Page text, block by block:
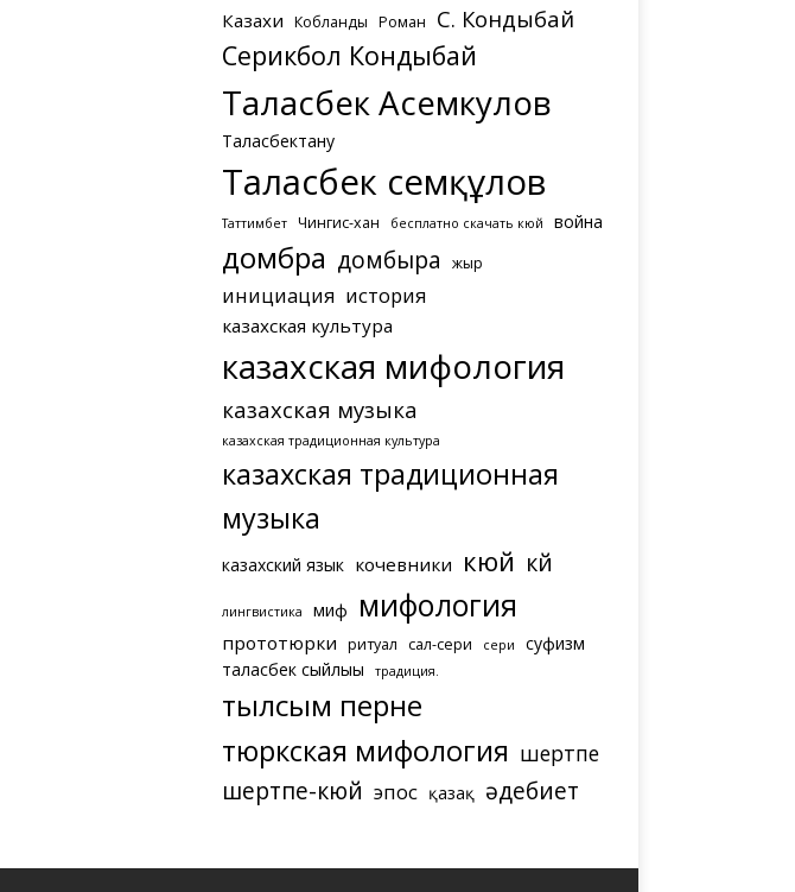
Казахи Кобланды Роман С. Кондыбай
Серикбол Кондыбай
Таласбек Асемкулов
Таласбектану
Таласбек Әсемқұлов
Таттимбет Чингис-хан бесплатно скачать кюй война
домбра домбыра жыр
инициация история
казахская культура
казахская мифология
казахская музыка
казахская традиционная культура
казахская традиционная
музыка
казахский язык кочевники кюй күй
лингвистика миф мифология
прототюрки ритуал сал-сери сери
суфизм
таласбек сыйлығы
традиция.
тылсым перне
тюркская мифология шертпе
шертпе-кюй эпос қазақ әдебиет